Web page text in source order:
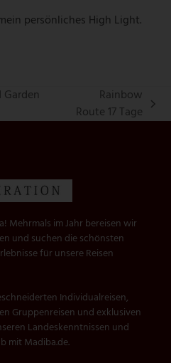
persönliches High Light.
Nächster
Rainbow
Route 17 Tage
Mehrmals im Jahr bereisen wir
und suchen die schönsten
für unsere Reisen
Individualreisen,
Gruppenreisen und exklusiven
Landeskenntnissen und
mit Madiba.de.